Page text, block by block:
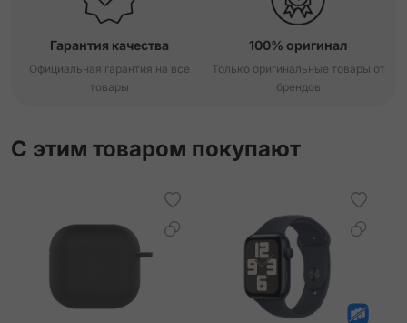
Гарантия качества
Официальная гарантия на все
товары
100% оригинал
Только оригинальные товары от
брендов
С этим товаром покупают